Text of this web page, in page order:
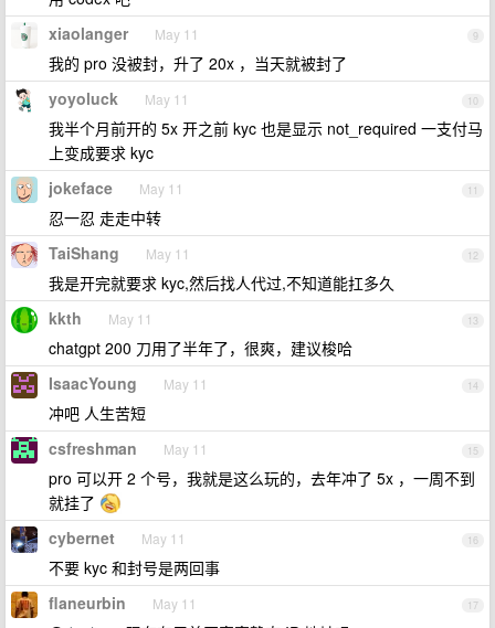
9
xiaolanger May 11
我的 pro 没被封，升了 20x ，当天就被封了
10
yoyoluck May 11
我半个月前开的 5x 开之前 kyc 也是显示 not_required 一支付马
上变成要求 kyc
11
jokeface May 11
忍一忍 走走中转
12
TaiShang May 11
我是开完就要求 kyc,然后找人代过,不知道能扛多久
13
kkth May 11
chatgpt 200 刀用了半年了，很爽，建议梭哈
14
IsaacYoung May 11
冲吧 人生苦短
15
csfreshman May 11
pro 可以开 2 个号，我就是这么玩的，去年冲了 5x ，一周不到
就挂了
16
cybernet May 11
不要 kyc 和封号是两回事
17
flaneurbin May 11